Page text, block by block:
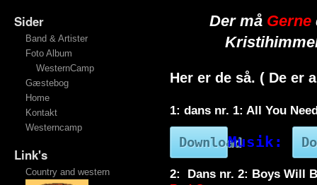
Sider
Band & Artister
Foto Album
WesternCamp
Gæstebog
Home
Kontakt
Westerncamp
Link's
Country and western
Der må Gerne
Her er de så. ( De er
1: dans nr. 1: All You
DownloadMusik:
2: Dans nr. 2: Boys Will